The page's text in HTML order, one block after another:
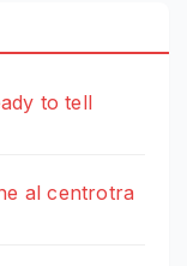
to tell
al centrotra